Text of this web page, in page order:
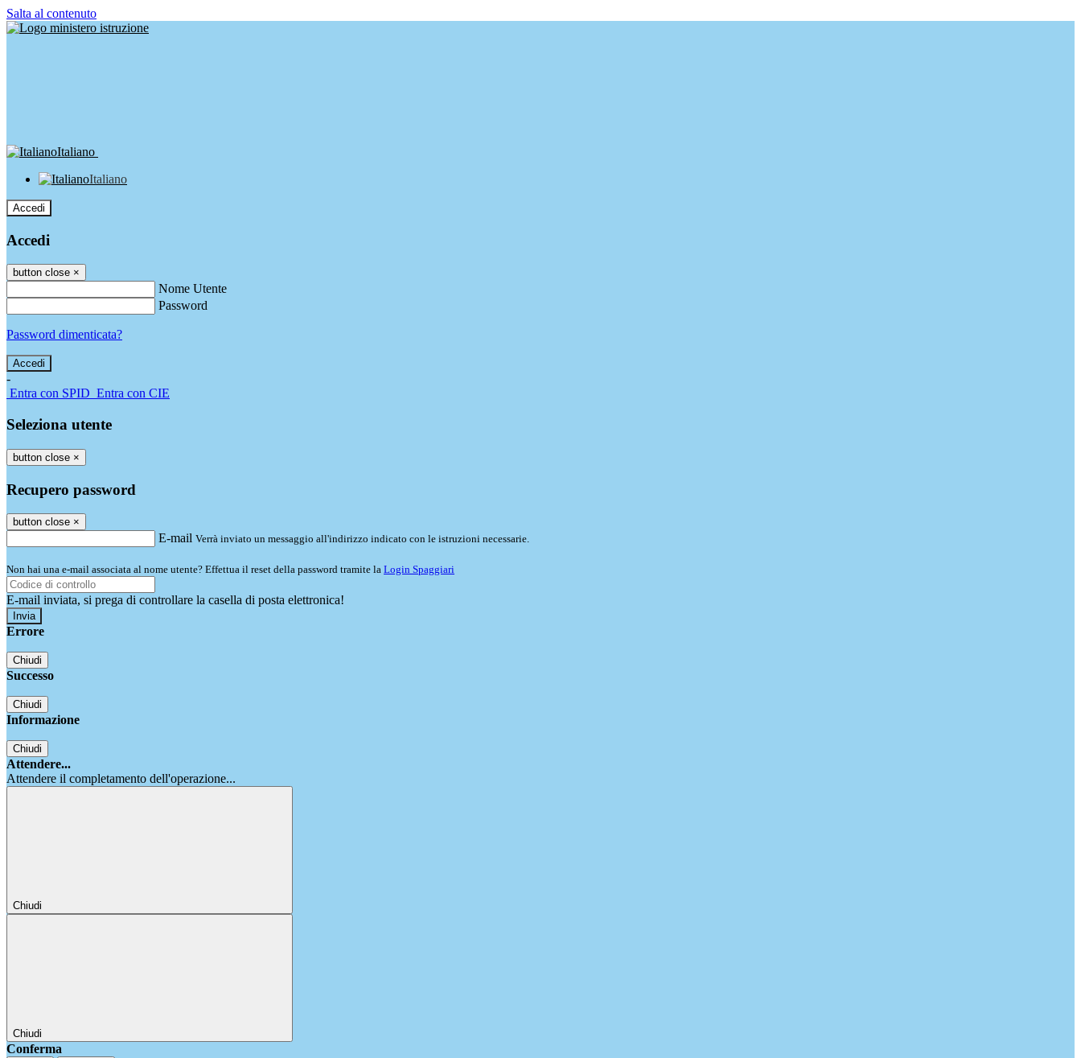
Salta al contenuto
Italiano
Italiano
Accedi
Accedi
button close ×
Nome Utente
Password
Password dimenticata?
-
Entra con SPID Entra con CIE
Seleziona utente
button close ×
Recupero password
button close ×
E-mail Verrà inviato un messaggio all'indirizzo indicato con le istruzioni necessarie.
Non hai una e-mail associata al nome utente? Effettua il reset della password tramite la Login Spaggiari
E-mail inviata, si prega di controllare la casella di posta elettronica!
Errore
Chiudi
Successo
Chiudi
Informazione
Chiudi
Attendere...
Attendere il completamento dell'operazione...
Chiudi
Chiudi
Conferma